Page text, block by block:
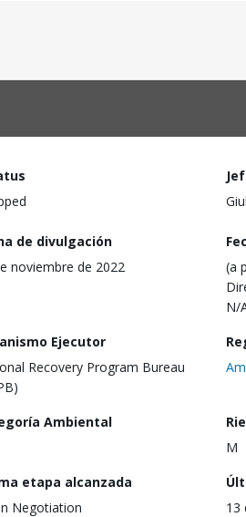
de divulgación
noviembre de 2022
(a
N/
Ejecutor
Recovery Program Bureau
Ambiental
M
etapa alcanzada
Negotiation
13